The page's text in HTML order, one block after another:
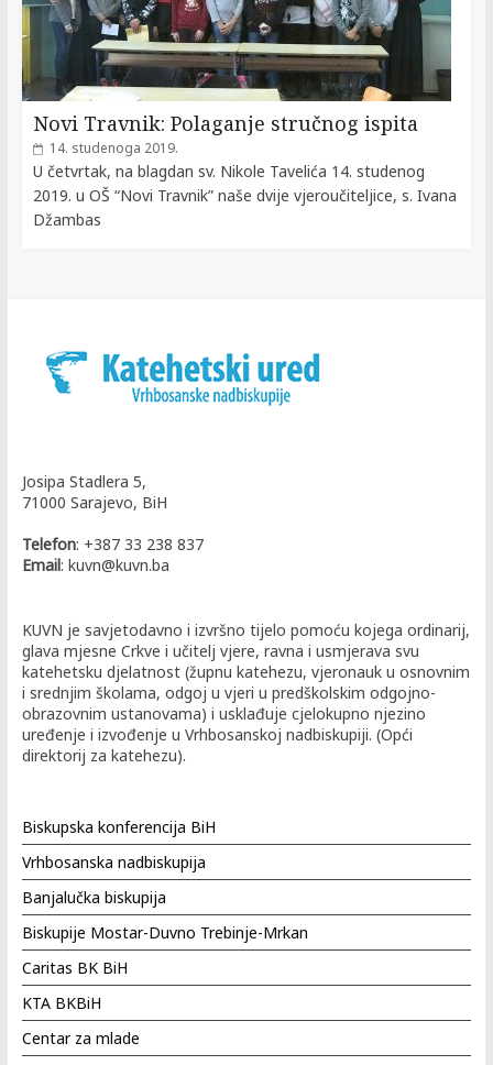
Novi Travnik: Polaganje stručnog ispita
14. studenoga 2019.
U četvrtak, na blagdan sv. Nikole Tavelića 14. studenog
2019. u OŠ “Novi Travnik” naše dvije vjeroučiteljice, s. Ivana
Džambas
Josipa Stadlera 5,
71000 Sarajevo, BiH
Telefon: +387 33 238 837
Email: kuvn@kuvn.ba
KUVN je savjetodavno i izvršno tijelo pomoću kojega ordinarij,
glava mjesne Crkve i učitelj vjere, ravna i usmjerava svu
katehetsku djelatnost (župnu katehezu, vjeronauk u osnovnim
i srednjim školama, odgoj u vjeri u predškolskim odgojno-
obrazovnim ustanovama) i usklađuje cjelokupno njezino
uređenje i izvođenje u Vrhbosanskoj nadbiskupiji. (Opći
direktorij za katehezu).
Biskupska konferencija BiH
Vrhbosanska nadbiskupija
Banjalučka biskupija
Biskupije Mostar-Duvno Trebinje-Mrkan
Caritas BK BiH
KTA BKBiH
Centar za mlade